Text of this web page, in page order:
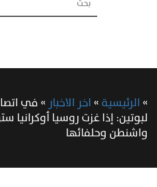
»الرئيسية»اخر الاخبار »في
لبوتين: إذا غزت روسيا
واشنطن وحلفائها